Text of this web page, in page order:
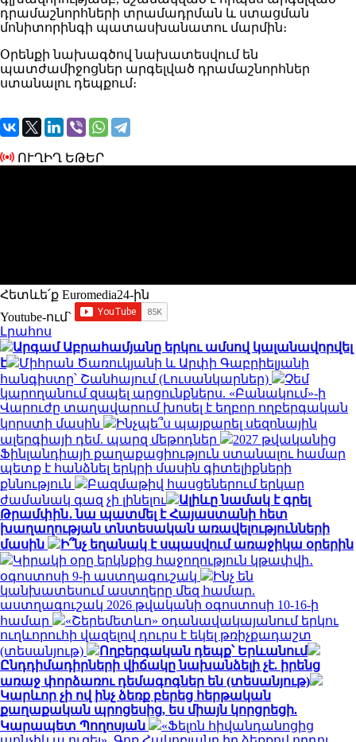
դրամաշնորհների տրամադրման և ստացման
մոնիտորինգի պատասխանատու մարմին։
Օրենքի նախագծով նախատեսվում են
պատժամիջոցներ արգելված դրամաշնորհներ
ստանալու դեպքում։
ՈՒՂԻՂ ԵԹԵՐ
Հետևե՛ք Euromedia24-ին
Youtube-ում`
Լրահոս
Արգամ Աբրահամյանը երկու ամսով կալանավորվել
է
Միհրան Ծառուկյանի և Արփի Գաբրիելյանի
հանգիստը՝ Շանհայում (Լուսանկարներ)
Չեմ
կարողանում զսպել արցունքներս. «Բանակում»-ի
Վարուժը տաղավարում խոսել է եղբոր ողբերգական
կորստի մասին
Ինչպե՞ս պայքարել սեզոնային
ալերգիայի դեմ. պարզ մեթոդներ
2027 թվականից
Ֆինլանդիայի քաղաքացիություն ստանալու համար
պետք է հանձնել երկրի մասին գիտելիքների
քննություն
Բազմաթիվ հասցեներում երկար
ժամանակ գազ չի լինելու
Ալիևը նամակ է գրել
Թրամփին․ նա պատմել է Հայաստանի հետ
խաղաղության տնտեսական առավելությունների
մասին
Ի՞նչ եղանակ է սպասվում առաջիկա օրերին
Կիրակի օրը երկնքից հաջողություն կթափվի․
օգոստոսի 9-ի աստղագուշակ
Ինչ են
կանխատեսում աստղերը մեզ համար.
աստղագուշակ 2026 թվականի օգոստոսի 10-16-ի
համար
«Շերեմետևո» օդանավակայանում երկու
ուղևորուհի վազելով դուրս է եկել թռիչքադաշտ
(տեսանյութ)
Ողբերգական դեպք՝ Երևանում
Ընդդիմադիրների վիճակը նախանձելի չէ. իրենց
առաջ փորձառու դեմագոգներ են (տեսանյութ)
Կարևոր չի ով ինչ ձեռք բերեց հերթական
քաղաքական պրոցեսից, ես միայն կորցրեցի.
Կարապետ Պողոսյան
«Ֆելոն հիվանդանոցից